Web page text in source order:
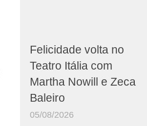
Felicidade volta no
Teatro Itália com
Martha Nowill e Zeca
Baleiro
05/08/2026